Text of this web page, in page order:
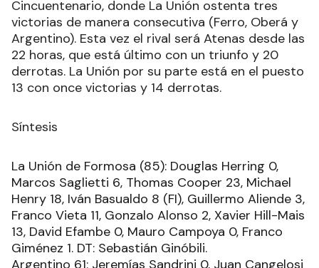
Cincuentenario, donde La Unión ostenta tres
victorias de manera consecutiva (Ferro, Oberá y
Argentino). Esta vez el rival será Atenas desde las
22 horas, que está último con un triunfo y 20
derrotas. La Unión por su parte está en el puesto
13 con once victorias y 14 derrotas.
Síntesis
La Unión de Formosa (85): Douglas Herring 0,
Marcos Saglietti 6, Thomas Cooper 23, Michael
Henry 18, Iván Basualdo 8 (FI), Guillermo Aliende 3,
Franco Vieta 11, Gonzalo Alonso 2, Xavier Hill-Mais
13, David Efambe 0, Mauro Campoya 0, Franco
Giménez 1. DT: Sebastián Ginóbili.
Argentino 61: Jeremías Sandrini 0, Juan Cangelosi